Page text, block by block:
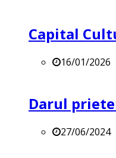
Capital
16/01/2026
Darul
27/06/2024